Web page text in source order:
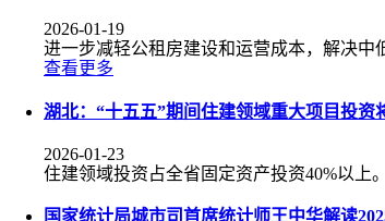
2026-01-19
进一步减轻公租房建设和运营成本，解决中
查看更多
湖北：“十五五”期间住建领域重大项目投资
2026-01-23
住建领域投资占全省固定资产投资40%以上。
国家统计局城市司首席统计师王中华解读